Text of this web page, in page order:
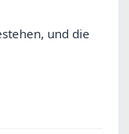
und die